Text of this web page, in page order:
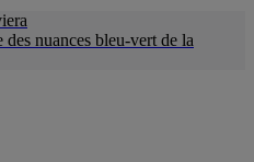
nuances bleu-vert de la